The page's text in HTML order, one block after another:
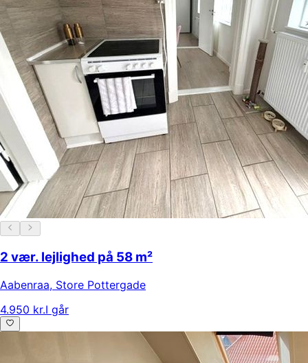
2 vær. lejlighed på 58 m²
Aabenraa, Store Pottergade
4.950 kr.I går